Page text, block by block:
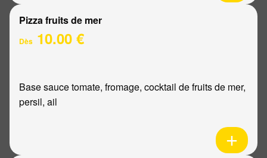
Pizza fruits de mer
Dès 10.00 €
Base sauce tomate, fromage, cocktail de fruits de mer,
persil, ail